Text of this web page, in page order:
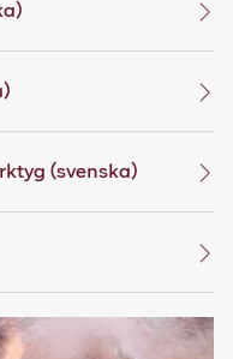
(svenska)